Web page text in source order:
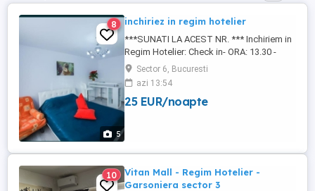
5
8 inchiriez in regim hotelier
***SUNATI LA ACEST NR. *** Inchiriem in
Regim Hotelier: Check in- ORA: 13.30 -
22..00 Check out-PANA LA ORA 11.00 PRET
: Locatia Macinului: ( locatia pe alb) Luni-
Joi - 200 lei noapte Vi, Sa,Du.- 220 lei
noapte - Tranzit 2-3 h = 130 lei -3pers =350
Sector 6, Bucuresti
azi 13:54
25 EUR/noapte
10
Vitan Mall - Regim Hotelier -
Garsoniera sector 3